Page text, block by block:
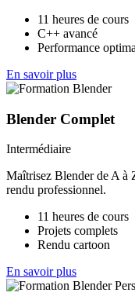
11 heures de cours
C++ avancé
Performance
En savoir plus
Blender Complet
Intermédiaire
Maîtrisez Blender de A à
rendu professionnel.
11 heures de cours
Projets complets
Rendu cartoon
En savoir plus